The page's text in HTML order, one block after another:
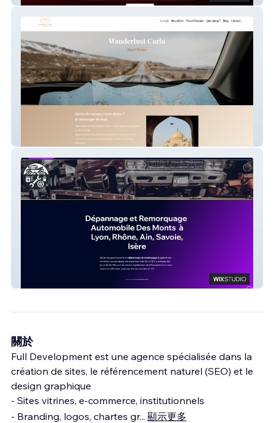
Wanderlust Carla
Dépannage Auto Des Monts
關於
Full Development est une agence spécialisée dans la
création de sites, le référencement naturel (SEO) et le
design graphique
- Sites vitrines, e-commerce, institutionnels
- Branding, logos, chartes gr... 顯示更多